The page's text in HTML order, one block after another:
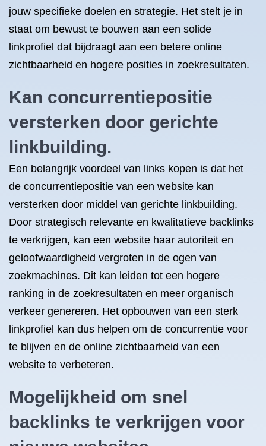
jouw specifieke doelen en strategie. Het stelt je in
staat om bewust te bouwen aan een solide
linkprofiel dat bijdraagt aan een betere online
zichtbaarheid en hogere posities in zoekresultaten.
Kan concurrentiepositie
versterken door gerichte
linkbuilding.
Een belangrijk voordeel van links kopen is dat het
de concurrentiepositie van een website kan
versterken door middel van gerichte linkbuilding.
Door strategisch relevante en kwalitatieve backlinks
te verkrijgen, kan een website haar autoriteit en
geloofwaardigheid vergroten in de ogen van
zoekmachines. Dit kan leiden tot een hogere
ranking in de zoekresultaten en meer organisch
verkeer genereren. Het opbouwen van een sterk
linkprofiel kan dus helpen om de concurrentie voor
te blijven en de online zichtbaarheid van een
website te verbeteren.
Mogelijkheid om snel
backlinks te verkrijgen voor